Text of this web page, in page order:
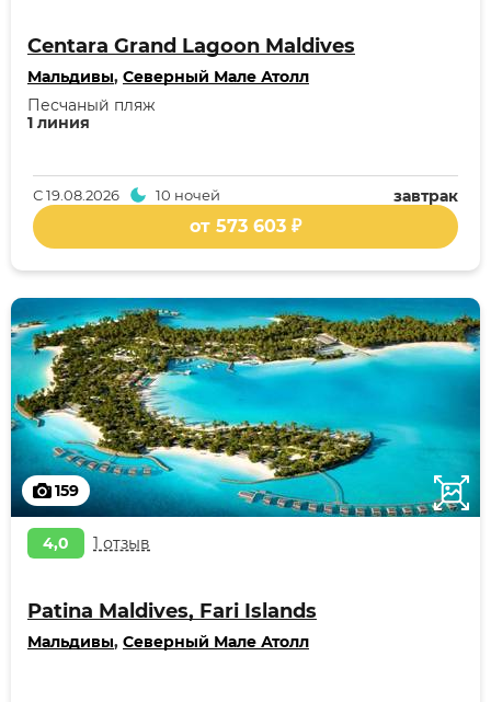
Centara Grand Lagoon Maldives
Мальдивы, Северный Мале Атолл
1 линия
Песчаный пляж
завтрак
С19.08.2026 10 ночей
от 573 603 ₽
159
4,0 1 отзыв
Patina Maldives, Fari Islands
Мальдивы, Северный Мале Атолл